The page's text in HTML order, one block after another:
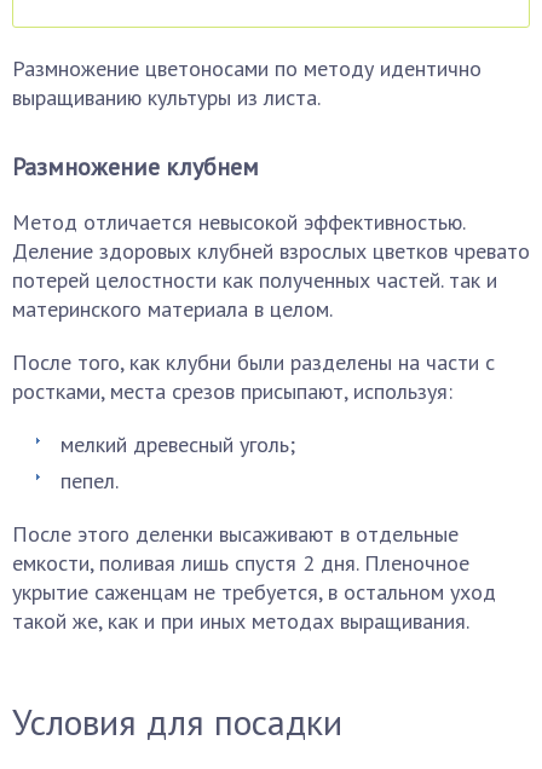
Размножение цветоносами по методу идентично
выращиванию культуры из листа.
Размножение клубнем
Метод отличается невысокой эффективностью.
Деление здоровых клубней взрослых цветков чревато
потерей целостности как полученных частей. так и
материнского материала в целом.
После того, как клубни были разделены на части с
ростками, места срезов присыпают, используя:
мелкий древесный уголь;
пепел.
После этого деленки высаживают в отдельные
емкости, поливая лишь спустя 2 дня. Пленочное
укрытие саженцам не требуется, в остальном уход
такой же, как и при иных методах выращивания.
Условия для посадки